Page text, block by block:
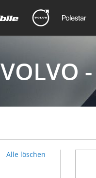
VOLVO
Alle löschen